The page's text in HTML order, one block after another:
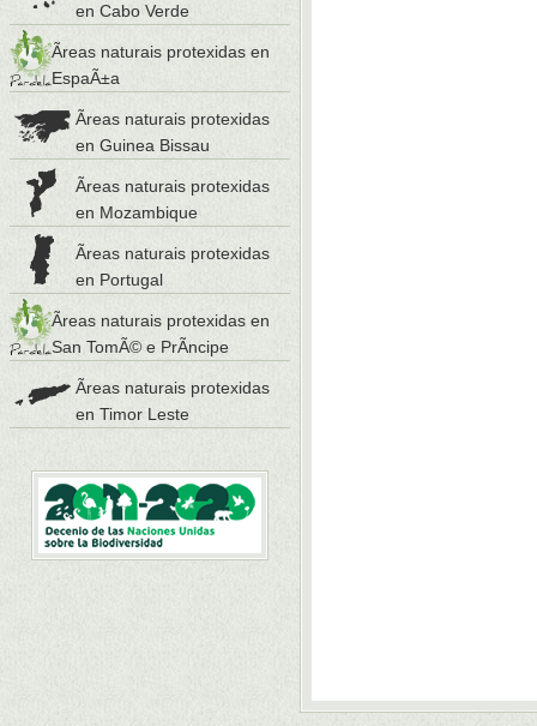
en Cabo Verde
Ãreas naturais protexidas en
EspaÃ±a
Ãreas naturais protexidas
en Guinea Bissau
Ãreas naturais protexidas
en Mozambique
Ãreas naturais protexidas
en Portugal
Ãreas naturais protexidas en
San TomÃ© e PrÃ­ncipe
Ãreas naturais protexidas
en Timor Leste